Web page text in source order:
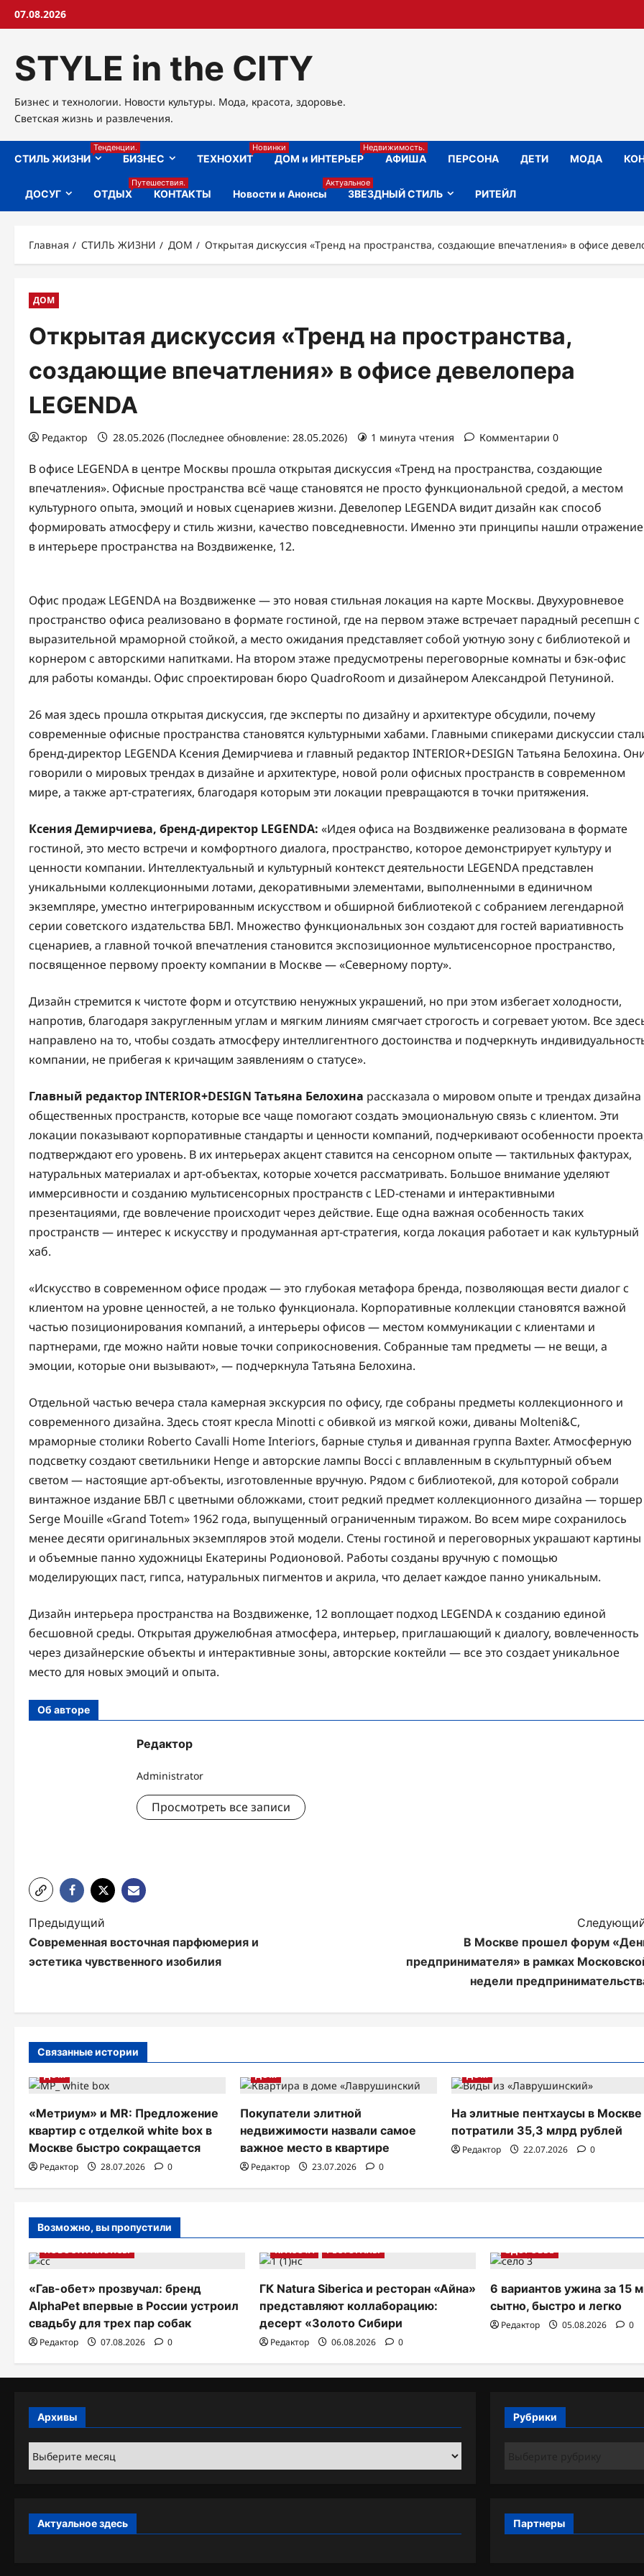
Перейти
07.08.2026
STYLE in the CITY
Бизнес и технологии. Новости культуры. Мода, красота, здоровье.
Светская жизнь и развлечения.
СТИЛЬ ЖИЗНИ
Тенденции.
БИЗНЕС ТЕХНОХИТ
Новинки
ДОМ и ИНТЕРЬЕР
Недвижимость.
АФИША ПЕРСОНА ДЕТИ МОДА
ДОСУГ ОТДЫХ
Путешествия.
КОНТАКТЫ Новости и Анонсы
Актуальное
ЗВЕЗДНЫЙ СТИЛЬ РИТЕЙЛ
Главная СТИЛЬ ЖИЗНИ ДОМ Открытая дискуссия «Тренд на пространства, создающие впечатления» в офисе
ДОМ
Открытая дискуссия «Тренд на пространства,
создающие впечатления» в офисе девелопера
LEGENDA
Редактор 28.05.2026 (Последнее обновление: 28.05.2026) 1 минута чтения Комментарии 0
В офисе LEGENDA в центре Москвы прошла открытая дискуссия «Тренд на пространства, создающие
впечатления». Офисные пространства всё чаще становятся не просто функциональной средой, а местом
культурного опыта, эмоций и новых сценариев жизни. Девелопер LEGENDA видит дизайн как способ
формировать атмосферу и стиль жизни, качество повседневности. Именно эти принципы нашли отражение
в интерьере пространства на Воздвиженке, 12.
Офис продаж LEGENDA на Воздвиженке — это новая стильная локация на карте Москвы. Двухуровневое
пространство офиса реализовано в формате гостиной, где на первом этаже встречает парадный ресепшн с
выразительной мраморной стойкой, а место ожидания представляет собой уютную зону с библиотекой и
корнером с авторскими напитками. На втором этаже предусмотрены переговорные комнаты и бэк-офис
для работы команды. Офис спроектирован бюро QuadroRoom и дизайнером Александрой Петуниной.
26 мая здесь прошла открытая дискуссия, где эксперты по дизайну и архитектуре обсудили, почему
современные офисные пространства становятся культурными хабами. Главными спикерами дискуссии
бренд-директор LEGENDA Ксения Демирчиева и главный редактор INTERIOR+DESIGN Татьяна Белохина.
говорили о мировых трендах в дизайне и архитектуре, новой роли офисных пространств в современном
мире, а также арт-стратегиях, благодаря которым эти локации превращаются в точки притяжения.
Ксения Демирчиева, бренд-директор LEGENDA: «Идея офиса на Воздвиженке реализована в формате
гостиной, это место встречи и комфортного диалога, пространство, которое демонстрирует культуру и
ценности компании. Интеллектуальный и культурный контекст деятельности LEGENDA представлен
уникальными коллекционными лотами, декоративными элементами, выполненными в единичном
экземпляре, уместно интегрированным искусством и обширной библиотекой с собранием легендарной
серии советского издательства БВЛ. Множество функциональных зон создают для гостей вариативность
сценариев, а главной точкой впечатления становится экспозиционное мультисенсорное пространство,
посвященное первому проекту компании в Москве — «Северному порту».
Дизайн стремится к чистоте форм и отсутствию ненужных украшений, но при этом избегает холодности,
напротив, благодаря закругленным углам и мягким линиям смягчает строгость и согревает уютом. Все
направлено на то, чтобы создать атмосферу интеллигентного достоинства и подчеркнуть
компании, не прибегая к кричащим заявлениям о статусе».
Главный редактор INTERIOR+DESIGN Татьяна Белохина рассказала о мировом опыте и трендах дизайна
общественных пространств, которые все чаще помогают создать эмоциональную связь с клиентом. Эти
локации показывают корпоративные стандарты и ценности компаний, подчеркивают особенности
подтверждают его уровень. В их интерьерах акцент ставится на сенсорном опыте — тактильных фактурах,
натуральных материалах и арт-объектах, которые хочется рассматривать. Большое внимание уделяют
иммерсивности и созданию мультисенсорных пространств с LED-стенами и интерактивными
презентациями, где вовлечение происходит через действие. Еще одна важная особенность таких
пространств — интерес к искусству и продуманная арт-стратегия, когда локация работает и как культурный
хаб.
«Искусство в современном офисе продаж — это глубокая метафора бренда, позволяющая вести диалог с
клиентом на уровне ценностей, а не только функционала. Корпоративные коллекции становятся важной
частью позиционирования компаний, а интерьеры офисов — местом коммуникации с клиентами и
партнерами, где можно найти новые точки соприкосновения. Собранные там предметы — не вещи, а
эмоции, которые они вызывают», — подчеркнула Татьяна Белохина.
Отдельной частью вечера стала камерная экскурсия по офису, где собраны предметы коллекционного и
современного дизайна. Здесь стоят кресла Minotti с обивкой из мягкой кожи, диваны Molteni&C,
мраморные столики Roberto Cavalli Home Interiors, барные стулья и диванная группа Baxter. Атмосферную
подсветку создают светильники Henge и авторские лампы Bocci с вплавленным в скульптурный объем
светом — настоящие арт-объекты, изготовленные вручную. Рядом с библиотекой, для которой собрали
винтажное издание БВЛ с цветными обложками, стоит редкий предмет коллекционного дизайна — торшер
Serge Mouille «Grand Totem» 1962 года, выпущенный ограниченным тиражом. Во всем мире сохранилось
менее десяти оригинальных экземпляров этой модели. Стены гостиной и переговорных украшают картины
и объемные панно художницы Екатерины Родионовой. Работы созданы вручную с помощью
моделирующих паст, гипса, натуральных пигментов и акрила, что делает каждое панно уникальным.
Дизайн интерьера пространства на Воздвиженке, 12 воплощает подход LEGENDA к созданию единой
бесшовной среды. Открытая дружелюбная атмосфера, интерьер, приглашающий к диалогу, вовлеченность
через дизайнерские объекты и интерактивные зоны, авторские коктейли — все это создает уникальное
место для новых эмоций и опыта.
Об авторе
Редактор
Administrator
Просмотреть все записи
Н
а
а
ц
и
я
п
о
а
п
и
с
я
м
Предыдущий
Современная восточная парфюмерия и
эстетика чувственного изобилия
В Москве прошел форум
предпринимателя» в рамках
недели
Связанные истории
ДОМ
«Метриум» и MR: Предложение
квартир с отделкой white box в
Москве быстро сокращается
Редактор 28.07.2026 0
ДОМ
Покупатели элитной
недвижимости назвали самое
важное место в квартире
Редактор 23.07.2026 0
ДОМ
На элитные пентхаусы в Москве
потратили 35,3 млрд рублей
Редактор 22.07.2026 0
Возможно, вы пропустили
НОВОСТИ АНОНСЫ
«Гав-обет» прозвучал: бренд
AlphaPet впервые в России устроил
свадьбу для трех пар собак
Редактор 07.08.2026 0
КРАСОТА РЕСТОРАНЫ
ГК Natura Siberica и ресторан «Айна»
представляют коллаборацию:
десерт «Золото Сибири
Редактор 06.08.2026 0
ЗДОРОВЬЕ
6 вариантов ужина за 15
сытно, быстро и легко
Редактор 05.08.2026 0
Архивы
Архивы
Актуальное здесь
Рубрики
Партнеры